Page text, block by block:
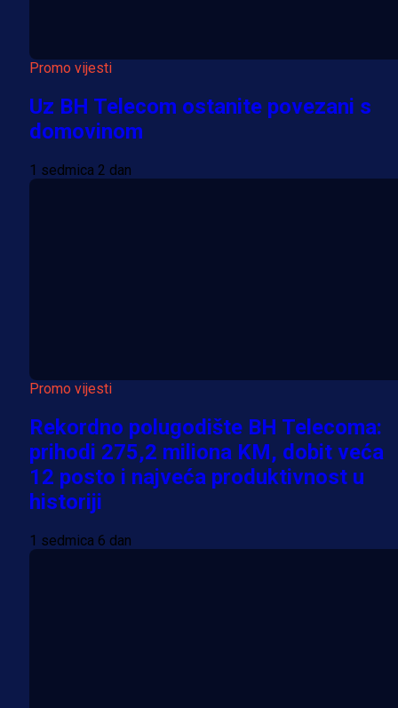
Promo vijesti
Uz BH Telecom ostanite povezani s
domovinom
1 sedmica 2 dan
Promo vijesti
Rekordno polugodište BH Telecoma:
prihodi 275,2 miliona KM, dobit veća
12 posto i najveća produktivnost u
historiji
1 sedmica 6 dan